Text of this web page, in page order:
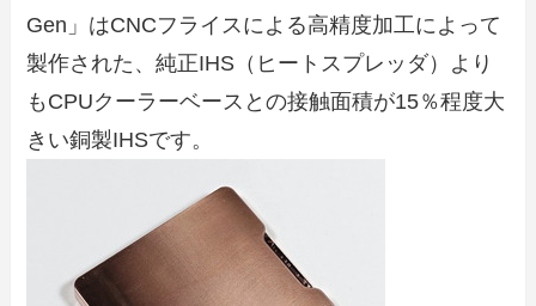
Gen」はCNCフライスによる高精度加工によって
製作された、純正IHS（ヒートスプレッダ）より
もCPUクーラーベースとの接触面積が15％程度大
きい銅製IHSです。